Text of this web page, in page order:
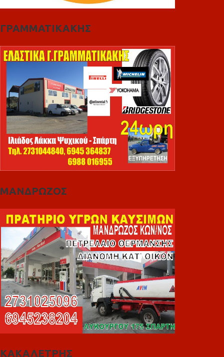
ΓΡΑΜΜΑΤΙΚΑΚΗΣ
ΜΑΝΔΡΩΖΟΣ
ΚΑΚΑΛΕΤΡΗΣ